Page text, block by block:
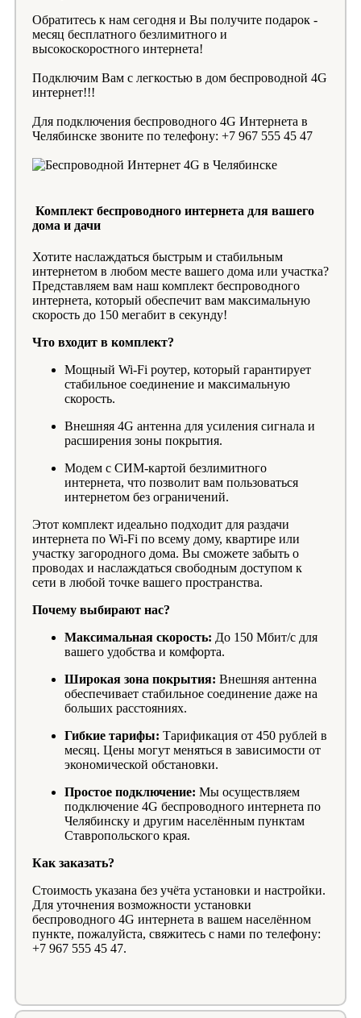
Обратитесь к нам сегодня и Вы получите подарок -
месяц бесплатного безлимитного и
высокоскоростного интернета!
Подключим Вам с легкостью в дом беспроводной 4G
интернет!!!
Для подключения беспроводного 4G Интернета в
Челябинске звоните по телефону: +7 967 555 45 47
Комплект беспроводного интернета для вашего
дома и дачи
Хотите наслаждаться быстрым и стабильным
интернетом в любом месте вашего дома или участка?
Представляем вам наш комплект беспроводного
интернета, который обеспечит вам максимальную
скорость до 150 мегабит в секунду!
Что входит в комплект?
Мощный Wi-Fi роутер, который гарантирует
стабильное соединение и максимальную
скорость.
Внешняя 4G антенна для усиления сигнала и
расширения зоны покрытия.
Модем с СИМ-картой безлимитного
интернета, что позволит вам пользоваться
интернетом без ограничений.
Этот комплект идеально подходит для раздачи
интернета по Wi-Fi по всему дому, квартире или
участку загородного дома. Вы сможете забыть о
проводах и наслаждаться свободным доступом к
сети в любой точке вашего пространства.
Почему выбирают нас?
Максимальная скорость: До 150 Мбит/с для
вашего удобства и комфорта.
Широкая зона покрытия: Внешняя антенна
обеспечивает стабильное соединение даже на
больших расстояниях.
Гибкие тарифы: Тарификация от 450 рублей в
месяц. Цены могут меняться в зависимости от
экономической обстановки.
Простое подключение: Мы осуществляем
подключение 4G беспроводного интернета по
Челябинску и другим населённым пунктам
Ставропольского края.
Как заказать?
Стоимость указана без учёта установки и настройки.
Для уточнения возможности установки
беспроводного 4G интернета в вашем населённом
пункте, пожалуйста, свяжитесь с нами по телефону:
+7 967 555 45 47.